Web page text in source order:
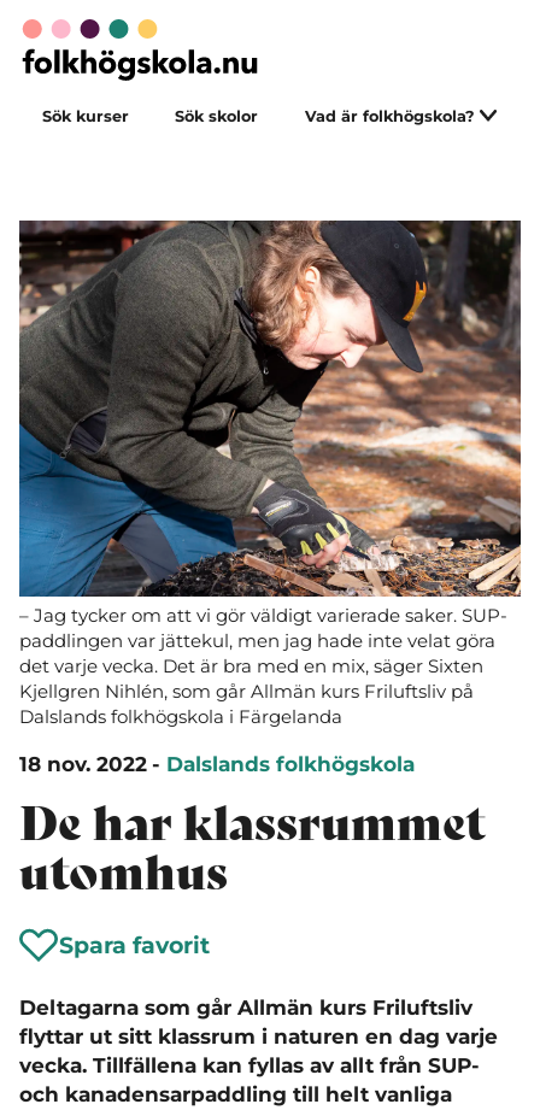
Sök kurser Sök skolor Vad är folkhögskola?
– Jag tycker om att vi gör väldigt varierade saker. SUP-
paddlingen var jättekul, men jag hade inte velat göra
det varje vecka. Det är bra med en mix, säger Sixten
Kjellgren Nihlén, som går Allmän kurs Friluftsliv på
Dalslands folkhögskola i Färgelanda
18 nov. 2022 - Dalslands folkhögskola
De har klassrummet
utomhus
Spara favorit
Deltagarna som går Allmän kurs Friluftsliv
flyttar ut sitt klassrum i naturen en dag varje
vecka. Tillfällena kan fyllas av allt från SUP-
och kanadensarpaddling till helt vanliga